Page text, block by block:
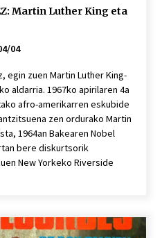
Martin Luther King eta
04
egin zuen Martin Luther King-
aldarria. 1967ko apirilaren 4a
afro-amerikarren eskubide
zen ordurako Martin
1964an Bakearen Nobel
bere diskurtsorik
New Yorkeko Riverside